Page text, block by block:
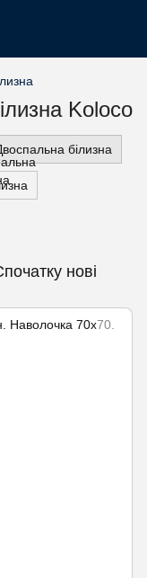
Koloco
білизна
нові